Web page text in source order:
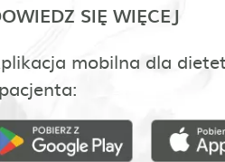
SIĘ WIĘCEJ
mobilna dla